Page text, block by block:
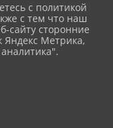
с политикой
с тем что наш
сайту сторонние
Яндекс Метрика,